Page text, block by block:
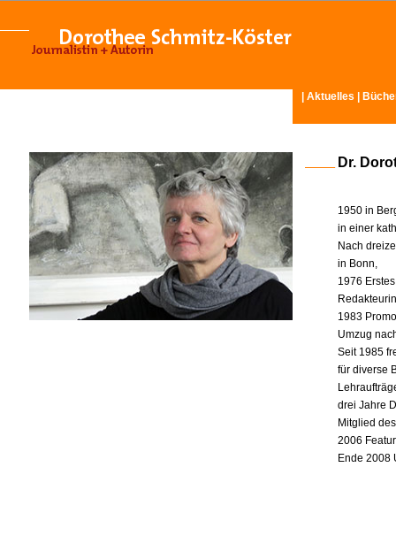
Aktuelles
Dr.
1950 in
in einer
Nach
in Bonn,
1976
1983
Umzug
Seit 1985
für diverse
drei Jahre
Mitglied
2006
Ende 2008